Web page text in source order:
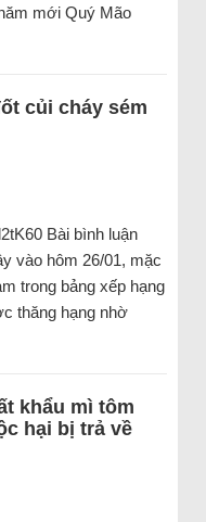
mới Quý Mão
củi cháy sém
Bài bình luận
vào hôm 26/01, mặc
trong bảng xếp hạng
thăng hạng nhờ
khẩu mì tôm
hại bị trả về